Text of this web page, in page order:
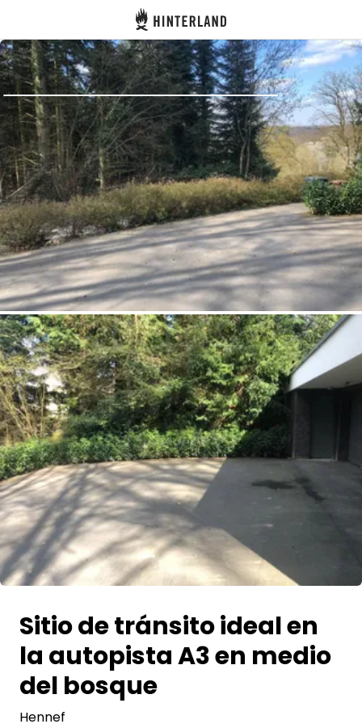
Hinterland
Iniciar sesión
Registrarse
Conviértete en anfitrión
Parcelas
Alojamientos
Rutas
Pregunta Howdy
Inspiración fotográfica
Consejos e inspiración
Historias
Cupones
Tienda
Contacto
Select language
Sitio de tránsito ideal en
la autopista A3 en medio
del bosque
Hennef